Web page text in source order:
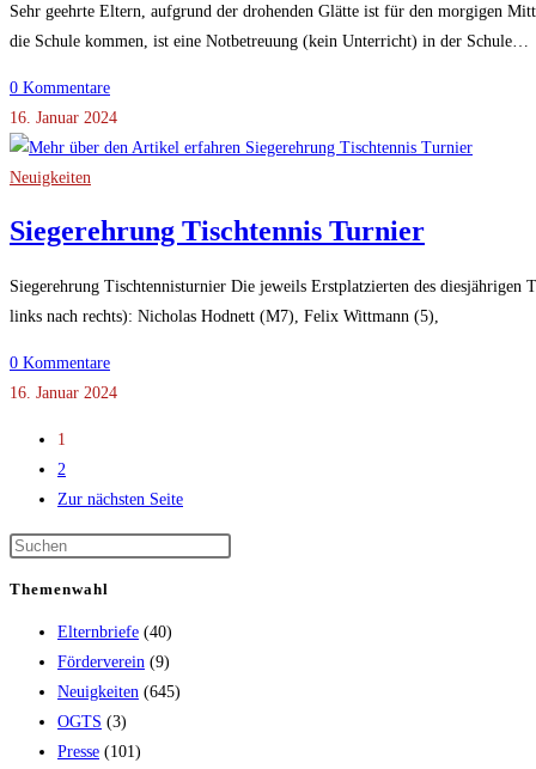
Sehr geehrte Eltern, aufgrund der drohenden Glätte ist für den morgigen
die Schule kommen, ist eine Notbetreuung (kein Unterricht) in der Schule…
0 Kommentare
16. Januar 2024
Neuigkeiten
Siegerehrung Tischtennis Turnier
Siegerehrung Tischtennisturnier Die jeweils Erstplatzierten des diesjährigen
links nach rechts): Nicholas Hodnett (M7), Felix Wittmann (5),
0 Kommentare
16. Januar 2024
1
2
Zur nächsten Seite
Themenwahl
Elternbriefe (40)
Förderverein (9)
Neuigkeiten (645)
OGTS (3)
Presse (101)